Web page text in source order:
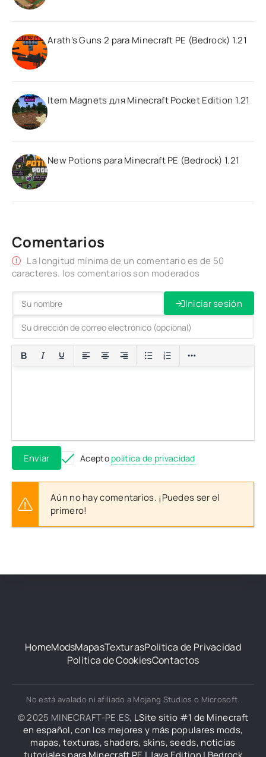
Arath’s Guns 2 para Minecraft PE (Bedrock) 1.21
Item Magnets для Minecraft Pocket Edition 1.21
New Potions para Minecraft PE (Bedrock) 1.21
Comentarios
La longitud mínima de un comentario es de 50
caracteres. los comentarios son moderados
Iniciar sesión
Enviar Acepto política de privacidad
Aún no hay comentarios. ¡Puedes ser el
primero!
HomeModsMapasTexturasPolítica de Privacidad
Política de CookiesContactos
No está avalado ni afiliado a Mojang Studios o Microsoft.
© 2025 MINECRAFT-PE.ES, LSite sitio #1 de Minecraft
en español, con los mejores y más populares mods,
mapas, texturas, shaders, skins, seeds, noticias